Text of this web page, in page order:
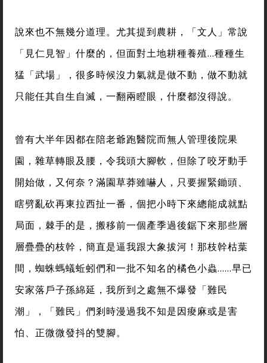
說來也不無幾分道理。尤其提到農耕，「文人」常說
「見仁見智」什麼的，但面對土地耕種養殖…種種生
猛「武場」，很多時候沒力氣就是做不動，做不動就
只能任其自生自滅，一翻兩瞪眼，什麼都沒得說。
曾有大半年因都在陪老爺跑醫院而無人管理後院果
園，雜草轉眼及腰，令我頭大腳軟，但除了咬牙動手
開始做，又何奈？滿園草莽雖嚇人，只要握緊鋤頭、
瞎劈亂砍再東拉西扯一番，個把小時下來總能成就點
局面，棘手的是，搬移前一個產季過後鋸下來那些層
層疊疊的枝幹，簡直是逼我跟大象拔河！那枝幹枯葉
間，蜘蛛螞蟻蚯蚓們和一批不知名的橘色小蟲……早已
安家落戶子孫綿延，我所到之處無不爆發「難民
潮」，「難民」們剎時漫過我不知是因痠麻或是害
怕、正微微發抖的雙腳。